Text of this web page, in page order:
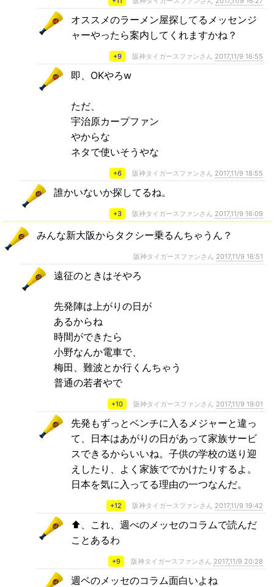
オススメのラーメン屋探してるメッセンジ
ャーやったら案内してくれますかね？
+9 阪神タイガースファンさん 2017,11/9 16:55
即、OKやろw
ただ、
宇治原カープファン
やからな
ネタで使いそうやな
+6 阪神タイガースファンさん 2017,11/9 18:55
誰かいないか探してるね。
+3 阪神タイガースファンさん 2017,11/9 16:09
みんな新大阪からタクシー乗るんちゃうん？
阪神タイガースファンさん 2017,11/9 16:51
遠征のときはそやろ
先発陣は上がりの日が
あるからね
時間ができたら
小野なんか電車で、
梅田、難波とか行くんちゃう
普通の若者やで
+10 阪神タイガースファンさん 2017,11/9 19:01
先発もずっとベンチに入るメジャーと違っ
て、日本はあがりの日があって家族サービ
スできるからいいね。子供の学校の送り迎
えしたり、よく家族ででかけたりするよ。
日本を気に入ってる理由の一つなんだ。
+12 阪神タイガースファンさん 2017,11/9 19:42
⬆、これ、週べのメッセのコラムで読んだ
ことあるわ
+9 阪神タイガースファンさん 2017,11/9 20:28
週ベのメッセのコラム面白いよね